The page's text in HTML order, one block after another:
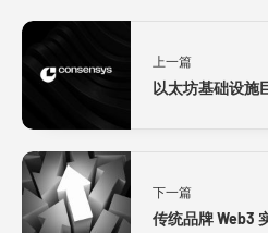
上一篇
下一篇